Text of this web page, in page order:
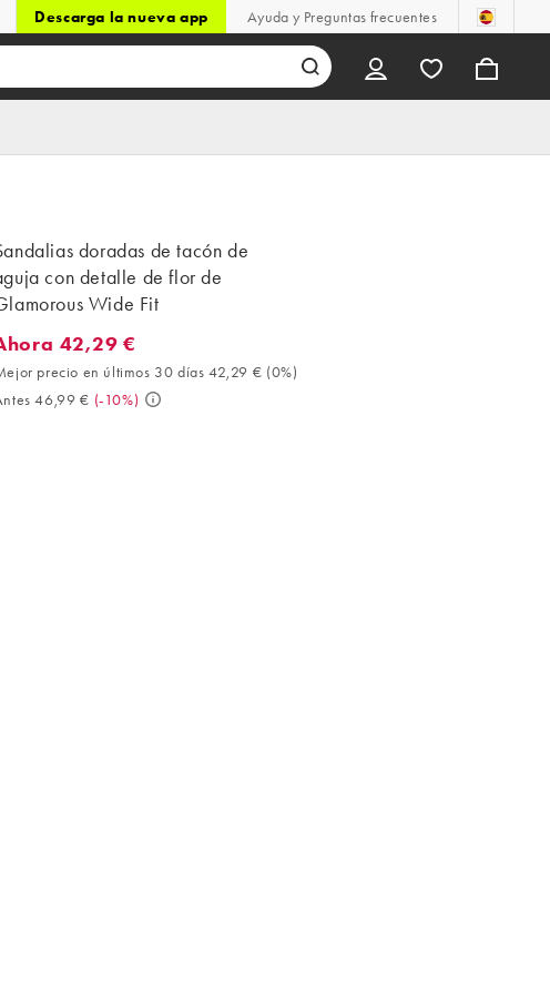
Descarga la nueva app Ayuda y Preguntas frecuentes
doradas de tacón de
con detalle de flor de
Wide Fit
42,29 €. Mejor precio en últimos 30 días 42,29 € (0%). Antes
42,29 €
precio en últimos 30 días 42,29 € (0%)
46,99 € (-10%)